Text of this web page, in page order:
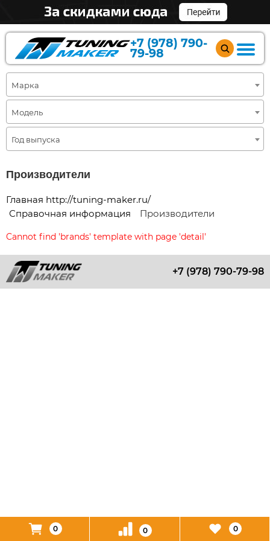
+7 (978) 790-
79-98
Марка
Модель
Год выпуска
Производители
Главная http://tuning-maker.ru/
Справочная информация
Производители
Cannot find 'brands' template with page 'detail'
+7 (978) 790-79-98
0 0 0